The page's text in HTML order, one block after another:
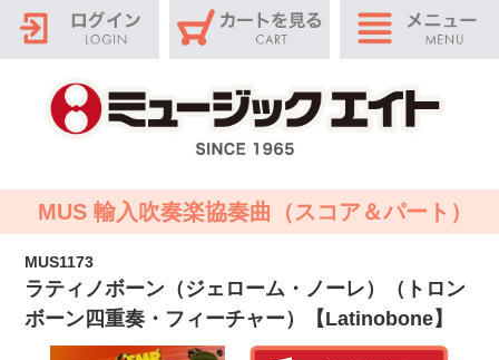
MUS 輸入吹奏楽協奏曲（スコア＆パート）
MUS1173
ラティノボーン（ジェローム・ノーレ）（トロン
ボーン四重奏・フィーチャー）【Latinobone】